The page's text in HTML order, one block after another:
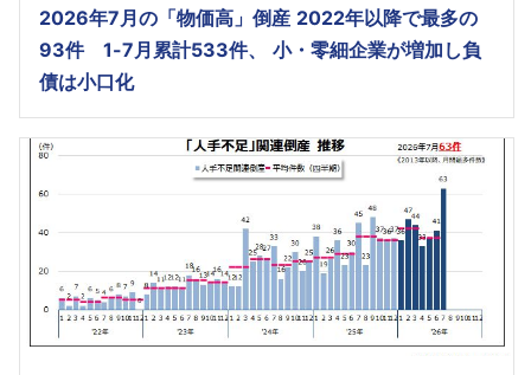
2026年7月の「物価高」倒産 2022年以降で最多の
93件 1-7月累計533件、 小・零細企業が増加し負
債は小口化